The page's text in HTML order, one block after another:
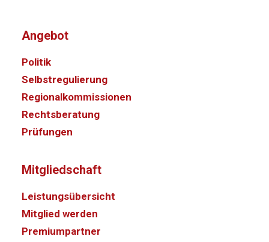
Angebot
Politik
Selbstregulierung
Regionalkommissionen
Rechtsberatung
Prüfungen
Mitgliedschaft
Leistungsübersicht
Mitglied werden
Premiumpartner